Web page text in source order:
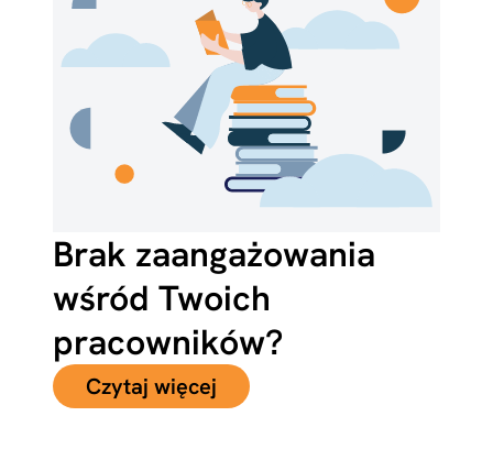
Brak zaangażowania
wśród Twoich
pracowników?
Czytaj więcej